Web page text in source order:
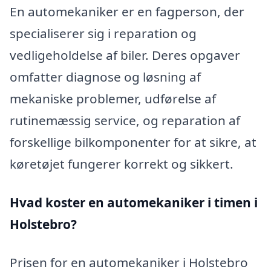
En automekaniker er en fagperson, der
specialiserer sig i reparation og
vedligeholdelse af biler. Deres opgaver
omfatter diagnose og løsning af
mekaniske problemer, udførelse af
rutinemæssig service, og reparation af
forskellige bilkomponenter for at sikre, at
køretøjet fungerer korrekt og sikkert.
Hvad koster en automekaniker i timen i
Holstebro?
Prisen for en automekaniker i Holstebro